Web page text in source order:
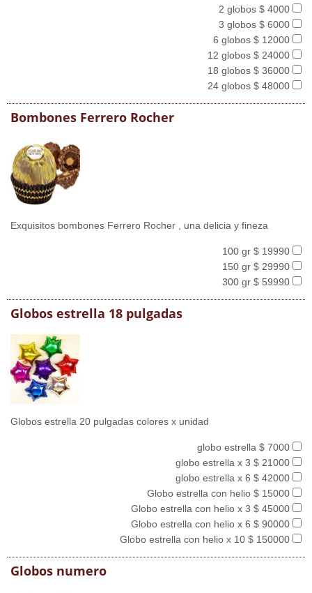
2 globos $ 4000
3 globos $ 6000
6 globos $ 12000
12 globos $ 24000
18 globos $ 36000
24 globos $ 48000
Bombones Ferrero Rocher
Exquisitos bombones Ferrero Rocher , una delicia y fineza
100 gr $ 19990
150 gr $ 29990
300 gr $ 59990
Globos estrella 18 pulgadas
Globos estrella 20 pulgadas colores x unidad
globo estrella $ 7000
globo estrella x 3 $ 21000
globo estrella x 6 $ 42000
Globo estrella con helio $ 15000
Globo estrella con helio x 3 $ 45000
Globo estrella con helio x 6 $ 90000
Globo estrella con helio x 10 $ 150000
Globos numero